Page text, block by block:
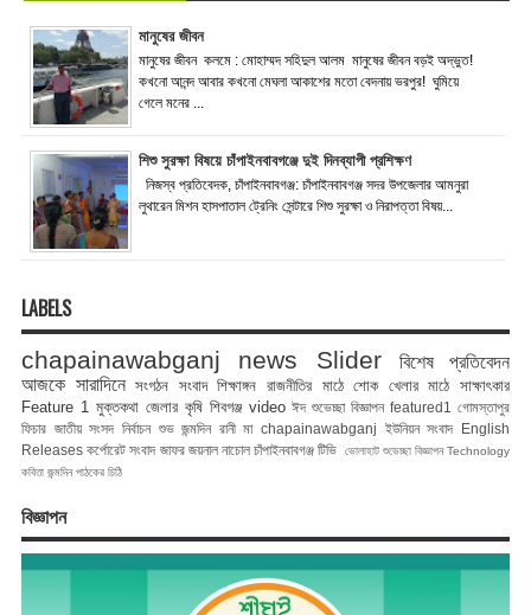
মানুষের জীবন
মানুষের জীবন কলমে : মোহাম্মদ সহিদুল আলম মানুষের জীবন বড়ই অদ্ভুত!
কখনো আনন্দ আবার কখনো মেঘলা আকাশের মতো বেদনায় ভরপুর! ঘুমিয়ে
গেলে মনের ...
শিশু সুরক্ষা বিষয়ে চাঁপাইনবাবগঞ্জে দুই দিনব্যাপী প্রশিক্ষণ
নিজস্ব প্রতিবেদক, চাঁপাইনবাবগঞ্জ: চাঁপাইনবাবগঞ্জ সদর উপজেলার আমনুরা
লুথারেন মিশন হাসপাতাল ট্রেনিং সেন্টারে শিশু সুরক্ষা ও নিরাপত্তা বিষয়...
LABELS
chapainawabganj news Slider
বিশেষ প্রতিবেদন
আজকে সারাদিনে সংগঠন সংবাদ শিক্ষাঙ্গন রাজনীতির মাঠে শোক খেলার মাঠে
সাক্ষাৎকার
Feature 1 মুক্তকথা জেলার কৃষি শিবগঞ্জ video ঈদ শুভেচ্ছা বিজ্ঞাপন featured1
গোমস্তাপুর
ফিচার জাতীয় সংসদ নির্বাচন শুভ জন্মদিন রানী মা chapainawabganj ইউনিয়ন সংবাদ English
Releases কর্পোরেট সংবাদ জাফর জয়নাল নাচোল চাঁপাইনবাবগঞ্জ টিভি ভোলাহাট শুভেচ্ছা বিজ্ঞাপন Technology
কবিতা জন্মদিন পাঠকের চিঠি
বিজ্ঞাপন